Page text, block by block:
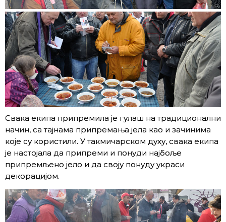
Свака екипа припремила је гулаш на традиционални
начин, са тајнама припремања јела као и зачинима
које су користили. У такмичарском духу, свака екипа
је настојала да припреми и понуди најбоље
припремљено јело и да своју понуду украси
декорацијом.